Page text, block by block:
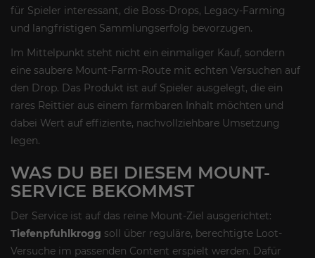
für Spieler interessant, die Boss-Drops, Legacy-Farming
und langfristigen Sammlungserfolg bevorzugen.
Im Mittelpunkt steht nicht ein einmaliger Kauf, sondern
eine saubere Mount-Farm-Route mit echten Versuchen auf
den Drop. Das Produkt ist auf Spieler ausgelegt, die ein
rares Reittier aus einem farmbaren Inhalt möchten und
dabei Wert auf effiziente, nachvollziehbare Umsetzung
legen.
WAS DU BEI DIESEM MOUNT-
SERVICE BEKOMMST
Der Service ist auf das reine Mount-Ziel ausgerichtet:
Tiefenpfuhlkrogg soll über reguläre, berechtigte Loot-
Versuche im passenden Content erspielt werden. Dafür